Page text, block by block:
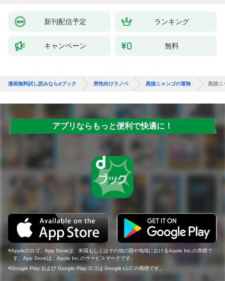
新刊配信予定 ランキング
キャンペーン 無料
漫画無料試し読みならdブック 男性向けラノベ 黒猫ニャンゴの冒険 黒猫ニ
アプリならもっと便利で快適に！
Appleのロゴ、App Storeは、米国もしくはその他の国や地域におけるApple Inc.の商標で
す。App Storeは、Apple Inc.のサービスマークです。
Google Play および Google Play ロゴは Google LLC の商標です。